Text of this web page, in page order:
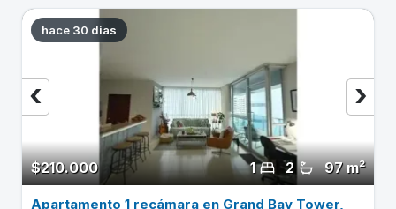
hace 30 dias
$210.000 97 m²
2
1
›
‹
Apartamento 1 recámara en Grand Bay Tower,